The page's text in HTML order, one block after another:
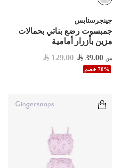
جينجرسنابس
جمبسوت رضع بناتي بحمالات
مزين بأزرار أمامية
من 39.00
129.00
70% خصم